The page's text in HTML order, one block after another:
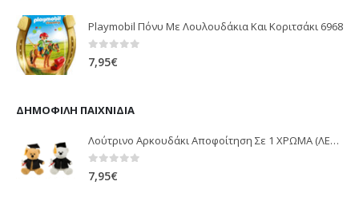
Playmobil Πόνυ Με Λουλουδάκια Και Κοριτσάκι 6968
0out of 5
7,95€
ΔΗΜΟΦΙΛΉ ΠΑΙΧΝΊΔΙΑ
Λούτρινο Αρκουδάκι Αποφοίτηση Σε 1 ΧΡΩΜΑ (ΛΕΥΚΟ)25Εκ 1850
0out of 5
7,95€